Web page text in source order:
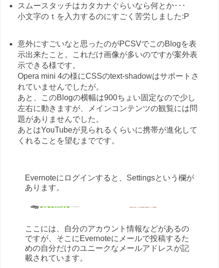
スムースタッチはカタカナぐらいなら何とか･･･
小文字のｔを入力するのにすごく苦労しました:P
意外にすごいなと思ったのがPCSVでこのBlogを表
示出来たこと。これだけ画像が多いのですが案外表
示できる様です。
Opera mini 4の様にCSSのtext-shadowはサポートさ
れていませんでしたが。
あと、このBlogの横幅は900ちょい固定なので少し
左右に動きますが、メインコンテンツの観覧には問
題がありませんでした。
あとはYouTubeが見られるくらいに携帯が進化して
くれることを望むまでです。
Evernoteにログインすると、Settingsという欄が
あります。
ここには、自分のアカウント情報などがあるの
ですが、そこにEvernoteにメールで投稿するた
めの自分だけのユニークなメールアドレスが記
載されています。